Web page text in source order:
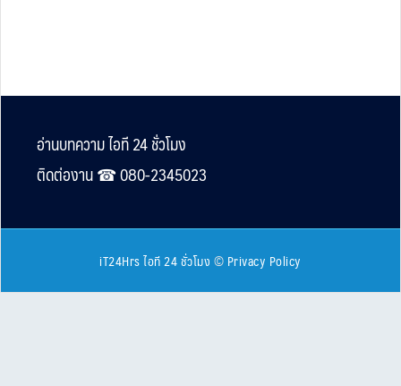
Footer
อ่านบทความ ไอที 24 ชั่วโมง
ติดต่องาน ☎︎ 080-2345023
iT24Hrs ไอที 24 ชั่วโมง © Privacy Policy